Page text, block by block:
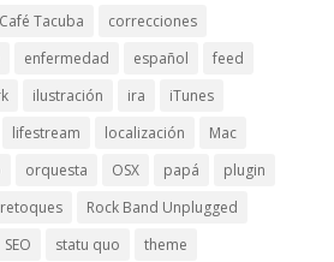
Café Tacuba
correcciones
enfermedad español
feed
ilustración ira
iTunes
lifestream localización
Mac
orquesta OSX papá
plugin
retoques
Rock Band Unplugged
SEO statu quo
theme